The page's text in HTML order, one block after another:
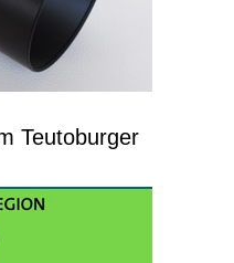
Teutoburger